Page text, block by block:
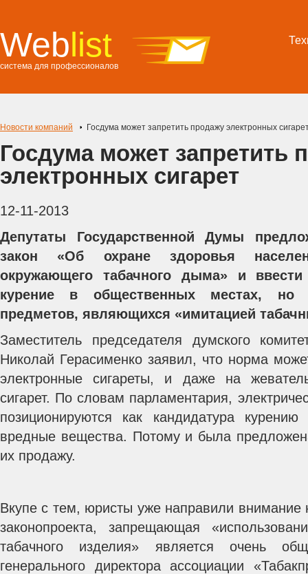
Weblist
система для профессионалов
Новости компаний Госдума может запретить продажу электронных
Госдума может запретить
электронных сигарет
12-11-2013
Депутаты Государственной Думы
закон «Об охране здоровья
окружающего табачного дыма» и
курение в общественных местах, но
предметов, являющихся «имитацией
Заместитель председателя думского
Николай Герасименко заявил, что норма
электронные сигареты, и даже на
сигарет. По словам парламентария,
позиционируются как кандидатура
вредные вещества. Потому и была
их продажу.
Вкупе с тем, юристы уже направили внимание
законопроекта, запрещающая
табачного изделия» является очень
генерального директора ассоциации